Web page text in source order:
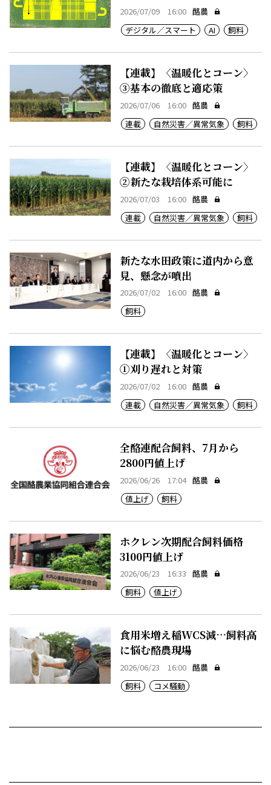
2026/07/09 16:00 酪農
デジタル／スマート
AI 飼料
【連載】〈温暖化とコーン〉
③基本の徹底と適応策
2026/07/06 16:00 酪農
連載
自然災害／異常気象 飼料
【連載】〈温暖化とコーン〉
②新たな栽培体系可能に
2026/07/03 16:00 酪農
連載
自然災害／異常気象 飼料
新たな水田政策に道内から意
見、懸念が噴出
2026/07/02 16:00 酪農
飼料
【連載】〈温暖化とコーン〉
①刈り遅れと対策
2026/07/02 16:00 酪農
連載
自然災害／異常気象 飼料
全酪連配合飼料、7月から
2800円値上げ
2026/06/26 17:04 酪農
値上げ
飼料
ホクレン次期配合飼料価格
3100円値上げ
2026/06/23 16:33 酪農
飼料
値上げ
食用米増え稲WCS減…飼料高
に悩む酪農現場
2026/06/23 16:00 酪農
飼料
コメ騒動